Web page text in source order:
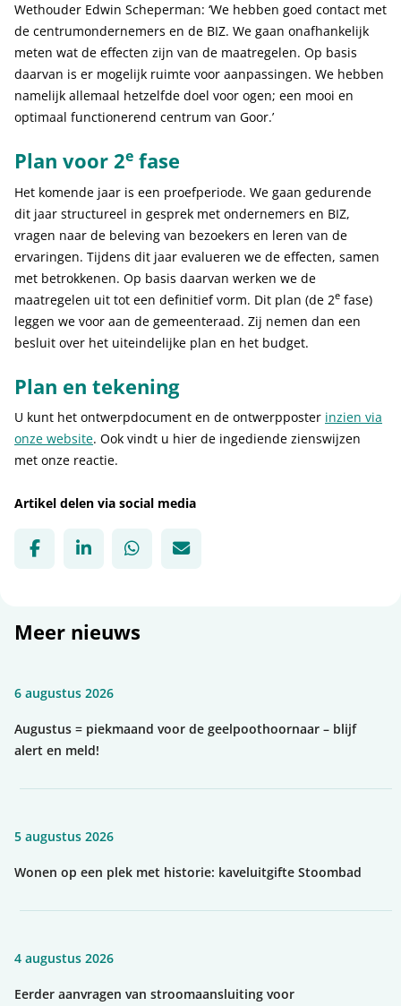
Wethouder Edwin Scheperman: ‘We hebben goed contact met
de centrumondernemers en de BIZ. We gaan onafhankelijk
meten wat de effecten zijn van de maatregelen. Op basis
daarvan is er mogelijk ruimte voor aanpassingen. We hebben
namelijk allemaal hetzelfde doel voor ogen; een mooi en
optimaal functionerend centrum van Goor.’
Plan voor 2e fase
Het komende jaar is een proefperiode. We gaan gedurende
dit jaar structureel in gesprek met ondernemers en BIZ,
vragen naar de beleving van bezoekers en leren van de
ervaringen. Tijdens dit jaar evalueren we de effecten, samen
met betrokkenen. Op basis daarvan werken we de
maatregelen uit tot een definitief vorm. Dit plan (de 2e fase)
leggen we voor aan de gemeenteraad. Zij nemen dan een
besluit over het uiteindelijke plan en het budget.
Plan en tekening
U kunt het ontwerpdocument en de ontwerpposter inzien via
onze website. Ook vindt u hier de ingediende zienswijzen
met onze reactie.
Artikel delen via social media
Deel via Facebook, opent in nieuw tabblad
Deel via LinkedIn, opent in nieuw
Deel via WhatsApp, opent in
Deel via Mail, opent in
Meer nieuws
6 augustus 2026
Augustus = piekmaand voor de geelpoothoornaar – blijf
alert en meld!
5 augustus 2026
Wonen op een plek met historie: kaveluitgifte Stoombad
4 augustus 2026
Eerder aanvragen van stroomaansluiting voor